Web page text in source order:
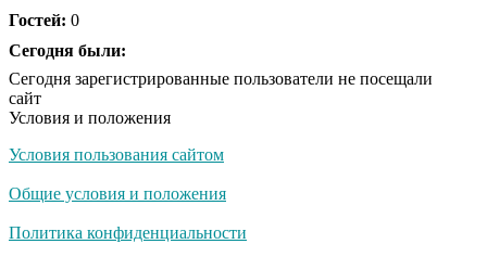
Ржу не переставая, это
не раз
Скрытая камера на
люди вытворяют, когда
Гостей: 0
Сегодня были:
Сегодня зарегистрированные пользователи не посещали
сайт
Условия и положения
Условия пользования сайтом
Общие условия и положения
Политика конфиденциальности